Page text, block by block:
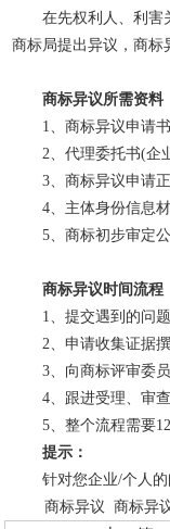
在先权利人、利害
商标局提出异议，商标
商标异议所需资料
1、商标异议申请书
2、代理委托书(企
3、商标异议申请
4、主体身份信息
5、商标初步审定
商标异议时间流程
1、提交遇到的问
2、申请收集证据
3、向商标评审委
4、跟进受理、审
5、整个流程需要
提示：
针对您企业/个人
商标异议
商标异